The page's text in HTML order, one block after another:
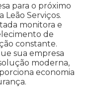
para o próximo
Leão Serviços.
monitora e
de
constante.
sua empresa
moderna,
economia